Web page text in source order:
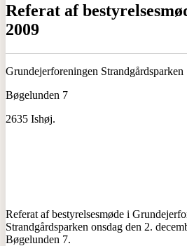
Referat af
2009
Grundejerforeningen Strandgårdsparken
Bøgelunden 7
2635 Ishøj.
Referat af bestyrelsesmøde i
Strandgårdsparken onsdag den 2.
Bøgelunden 7.